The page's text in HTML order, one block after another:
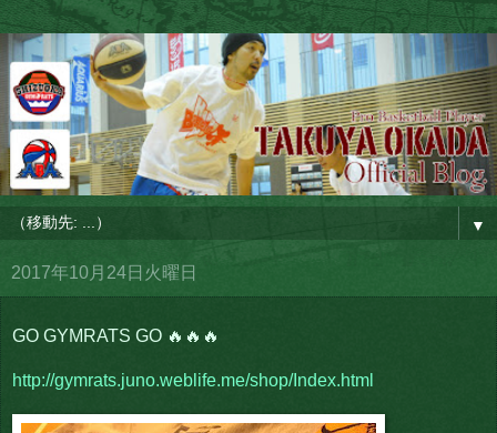
▼
2017年10月24日火曜日
GO GYMRATS GO 🔥🔥🔥
http://gymrats.juno.weblife.me/shop/Index.html